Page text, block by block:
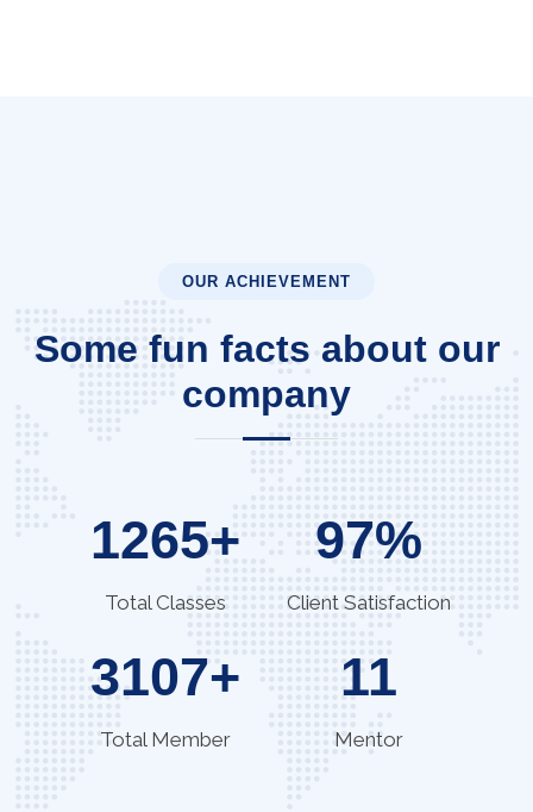
OUR ACHIEVEMENT
Some fun facts about our
company
1265+
Total Classes
97%
Client Satisfaction
3107+
Total Member
11
Mentor